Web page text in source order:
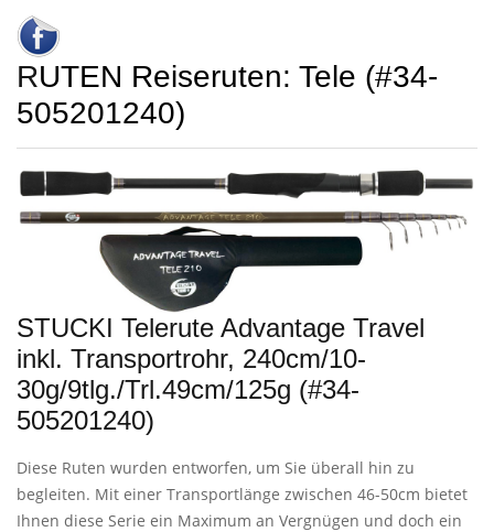
RUTEN Reiseruten: Tele (#34-
505201240)
STUCKI Telerute Advantage Travel
inkl. Transportrohr, 240cm/10-
30g/9tlg./Trl.49cm/125g (#34-
505201240)
Diese Ruten wurden entworfen, um Sie überall hin zu
begleiten. Mit einer Transportlänge zwischen 46-50cm bietet
Ihnen diese Serie ein Maximum an Vergnügen und doch ein